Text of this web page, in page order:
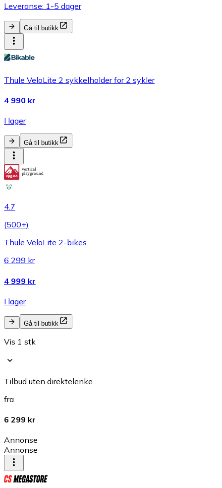
Leveranse: 1-5 dager
Gå til butikk
Thule VeloLite 2 sykkelholder for 2 sykler
4 990 kr
I lager
Gå til butikk
4.7
(500+)
Thule VeloLite 2-bikes
6 299 kr
4 999 kr
I lager
Gå til butikk
Vis 1 stk
Tilbud uten direktelenke
fra
6 299 kr
Annonse
Annonse